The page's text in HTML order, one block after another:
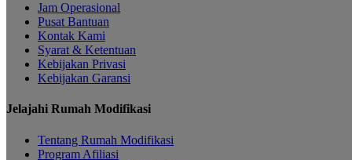
Jam Operasional
Pusat Bantuan
Kontak Kami
Syarat & Ketentuan
Kebijakan Privasi
Kebijakan Garansi
Jelajahi Rumah Modifikasi
Tentang Rumah Modifikasi
Program Afiliasi